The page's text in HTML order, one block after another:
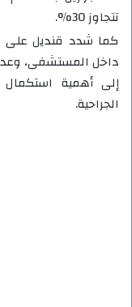
تتجاوز 30%.
كما شدد قنديل على
داخل المستشفى، وعدم
إلى أهمية استكمال
الجراحية.